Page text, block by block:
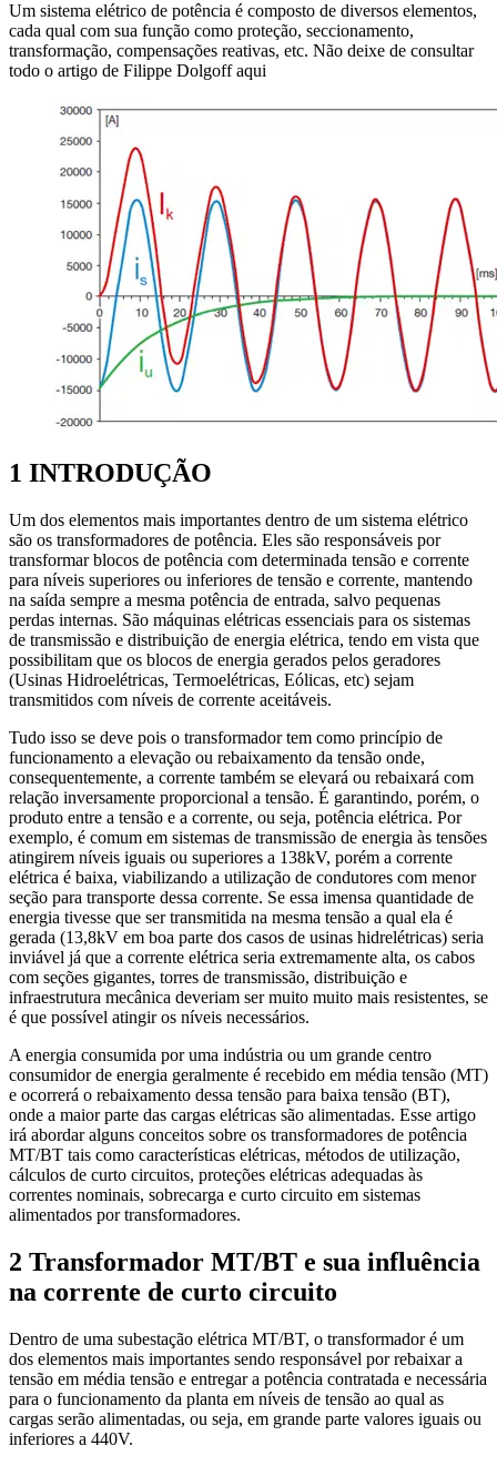
Um sistema elétrico de potência é composto de diversos elementos,
cada qual com sua função como proteção, seccionamento,
transformação, compensações reativas, etc. Não deixe de consultar
todo o artigo de Filippe Dolgoff aqui
1 INTRODUÇÃO
Um dos elementos mais importantes dentro de um sistema elétrico
são os transformadores de potência. Eles são responsáveis por
transformar blocos de potência com determinada tensão e corrente
para níveis superiores ou inferiores de tensão e corrente, mantendo
na saída sempre a mesma potência de entrada, salvo pequenas
perdas internas. São máquinas elétricas essenciais para os sistemas
de transmissão e distribuição de energia elétrica, tendo em vista que
possibilitam que os blocos de energia gerados pelos geradores
(Usinas Hidroelétricas, Termoelétricas, Eólicas, etc) sejam
transmitidos com níveis de corrente aceitáveis.
Tudo isso se deve pois o transformador tem como princípio de
funcionamento a elevação ou rebaixamento da tensão onde,
consequentemente, a corrente também se elevará ou rebaixará com
relação inversamente proporcional a tensão. É garantindo, porém, o
produto entre a tensão e a corrente, ou seja, potência elétrica. Por
exemplo, é comum em sistemas de transmissão de energia às tensões
atingirem níveis iguais ou superiores a 138kV, porém a corrente
elétrica é baixa, viabilizando a utilização de condutores com menor
seção para transporte dessa corrente. Se essa imensa quantidade de
energia tivesse que ser transmitida na mesma tensão a qual ela é
gerada (13,8kV em boa parte dos casos de usinas hidrelétricas) seria
inviável já que a corrente elétrica seria extremamente alta, os cabos
com seções gigantes, torres de transmissão, distribuição e
infraestrutura mecânica deveriam ser muito muito mais resistentes, se
é que possível atingir os níveis necessários.
A energia consumida por uma indústria ou um grande centro
consumidor de energia geralmente é recebido em média tensão (MT)
e ocorrerá o rebaixamento dessa tensão para baixa tensão (BT),
onde a maior parte das cargas elétricas são alimentadas. Esse artigo
irá abordar alguns conceitos sobre os transformadores de potência
MT/BT tais como características elétricas, métodos de utilização,
cálculos de curto circuitos, proteções elétricas adequadas às
correntes nominais, sobrecarga e curto circuito em sistemas
alimentados por transformadores.
2 Transformador MT/BT e sua influência
na corrente de curto circuito
Dentro de uma subestação elétrica MT/BT, o transformador é um
dos elementos mais importantes sendo responsável por rebaixar a
tensão em média tensão e entregar a potência contratada e necessária
para o funcionamento da planta em níveis de tensão ao qual as
cargas serão alimentadas, ou seja, em grande parte valores iguais ou
inferiores a 440V.